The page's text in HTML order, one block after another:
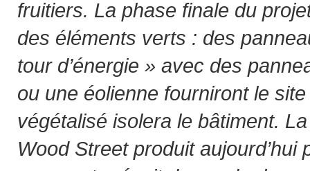
fruitiers. La phase finale du
des éléments verts : des
tour d’énergie » avec des
ou une éolienne fourniront le
végétalisé isolera le bâtiment.
Wood Street produit aujourd’hui